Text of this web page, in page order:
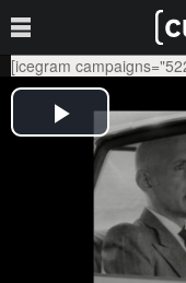
[icegram